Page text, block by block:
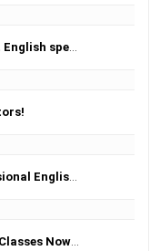
- One-on-One
with Auraquia
Now Open!